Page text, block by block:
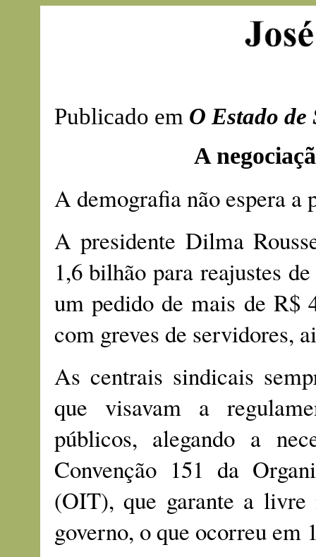
Publicado em O Estado de
A
A demografia não espera a
A presidente Dilma
1,6 bilhão para reajustes
um pedido de mais de R$
com greves de servidores,
As centrais sindicais
que visavam a
públicos, alegando a
Convenção 151 da
(OIT), que garante a livre
governo, o que ocorreu em